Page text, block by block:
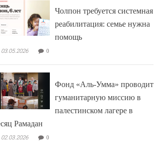
Чолпон требуется системная
реабилитация: семье нужна
помощь
03.05.2026 0
Фонд «Аль-Умма» проводит
гуманитарную миссию в
палестинском лагере в
Рамадан
02.03.2026 0